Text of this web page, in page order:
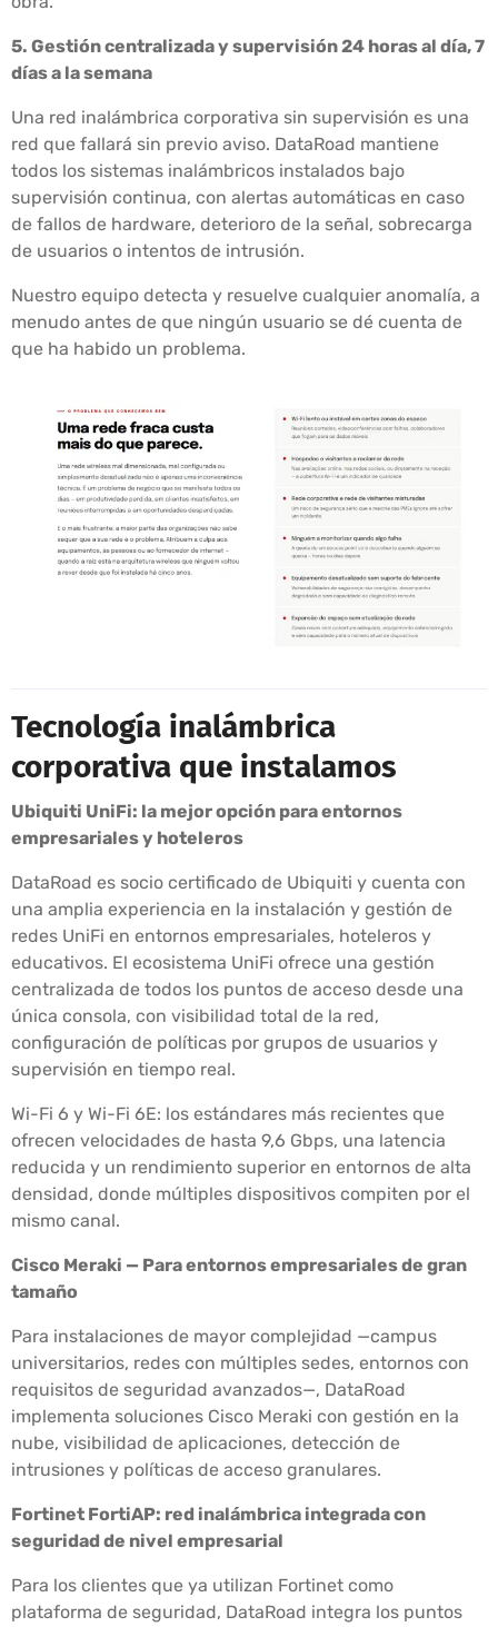
5. Gestión centralizada y supervisión 24 horas al día, 7
días a la semana
Una red inalámbrica corporativa sin supervisión es una
red que fallará sin previo aviso. DataRoad mantiene
todos los sistemas inalámbricos instalados bajo
supervisión continua, con alertas automáticas en caso
de fallos de hardware, deterioro de la señal, sobrecarga
de usuarios o intentos de intrusión.
Nuestro equipo detecta y resuelve cualquier anomalía, a
menudo antes de que ningún usuario se dé cuenta de
que ha habido un problema.
Tecnología inalámbrica
corporativa que instalamos
Ubiquiti UniFi: la mejor opción para entornos
empresariales y hoteleros
DataRoad es socio certificado de Ubiquiti y cuenta con
una amplia experiencia en la instalación y gestión de
redes UniFi en entornos empresariales, hoteleros y
educativos. El ecosistema UniFi ofrece una gestión
centralizada de todos los puntos de acceso desde una
única consola, con visibilidad total de la red,
configuración de políticas por grupos de usuarios y
supervisión en tiempo real.
Wi-Fi 6 y Wi-Fi 6E: los estándares más recientes que
ofrecen velocidades de hasta 9,6 Gbps, una latencia
reducida y un rendimiento superior en entornos de alta
densidad, donde múltiples dispositivos compiten por el
mismo canal.
Cisco Meraki — Para entornos empresariales de gran
tamaño
Para instalaciones de mayor complejidad —campus
universitarios, redes con múltiples sedes, entornos con
requisitos de seguridad avanzados—, DataRoad
implementa soluciones Cisco Meraki con gestión en la
nube, visibilidad de aplicaciones, detección de
intrusiones y políticas de acceso granulares.
Fortinet FortiAP: red inalámbrica integrada con
seguridad de nivel empresarial
Para los clientes que ya utilizan Fortinet como
plataforma de seguridad, DataRoad integra los puntos